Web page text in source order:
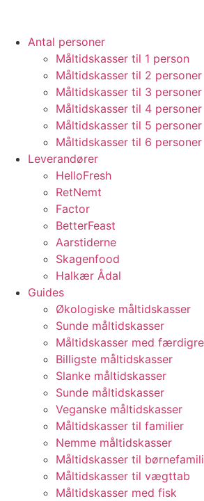
Antal personer
Måltidskasser til 1 person
Måltidskasser til 2 personer
Måltidskasser til 3 personer
Måltidskasser til 4 personer
Måltidskasser til 5 personer
Måltidskasser til 6 personer
Leverandører
HelloFresh
RetNemt
Factor
BetterFeast
Aarstiderne
Skagenfood
Halkær Ådal
Guides
Økologiske måltidskasser
Sunde måltidskasser
Måltidskasser med
Billigste måltidskasser
Slanke måltidskasser
Sunde måltidskasser
Veganske måltidskasser
Måltidskasser til familier
Nemme måltidskasser
Måltidskasser til
Måltidskasser til vægttab
Måltidskasser med fisk